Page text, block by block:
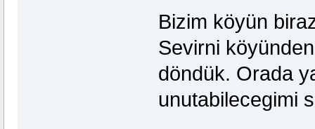
Bizim köyün
Sevirni
döndük. Orada
unutabilecegimi